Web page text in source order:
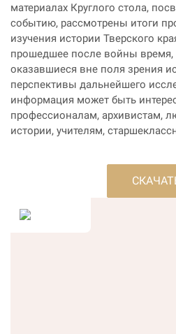
материалах Круглого стола,
событию, рассмотрены итоги
изучения истории Тверского
прошедшее после войны
оказавшиеся вне поля зрения
перспективы дальнейшего
информация может быть
профессионалам, архивистам,
истории, учителям,